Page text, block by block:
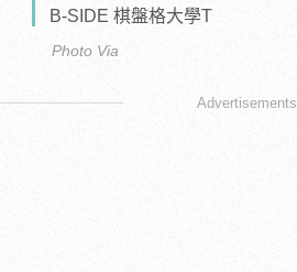
B-SIDE 棋盤格大學T
Photo Via
Advertisements